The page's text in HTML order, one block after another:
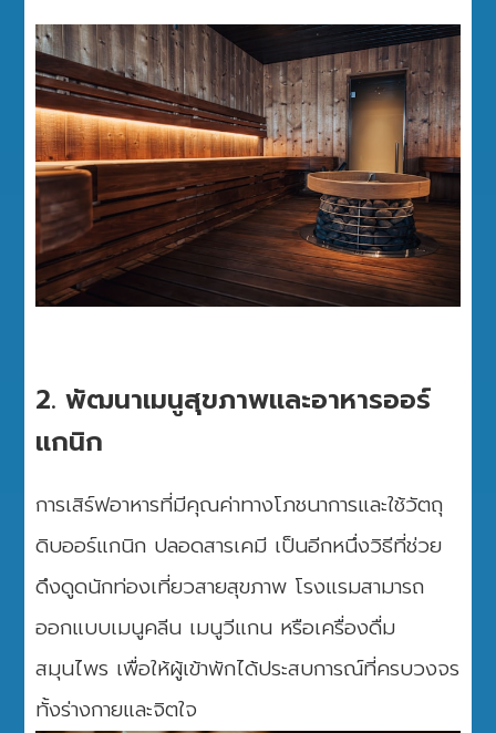
2. พัฒนาเมนูสุขภาพและอาหารออร์
แกนิก
การเสิร์ฟอาหารที่มีคุณค่าทางโภชนาการและใช้วัตถุ
ดิบออร์แกนิก ปลอดสารเคมี เป็นอีกหนึ่งวิธีที่ช่วย
ดึงดูดนักท่องเที่ยวสายสุขภาพ โรงแรมสามารถ
ออกแบบเมนูคลีน เมนูวีแกน หรือเครื่องดื่ม
สมุนไพร เพื่อให้ผู้เข้าพักได้ประสบการณ์ที่ครบวงจร
ทั้งร่างกายและจิตใจ